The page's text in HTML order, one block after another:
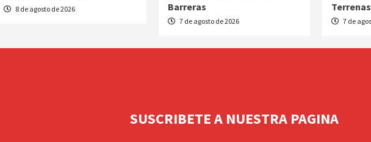
8 de agosto de 2026
Barreras
7 de agosto de 2026
Terrenas
7 de
SUSCRIBETE A NUESTRA PAGINA